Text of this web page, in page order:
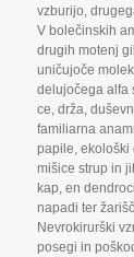
vzburijo,
V bolečinskih
drugih motenj
uničujoče
delujočega alfa
ce,drža,
familiarna
papile,ekološki
mišice strup in
kap,en
napadi ter
Nevrokirurški
posegi in